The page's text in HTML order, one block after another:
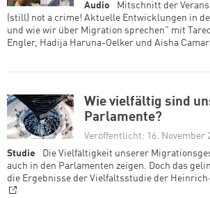
Audio
Mitschnitt der
(still) not a crime! Aktuelle Entwicklungen in
und wie wir über Migration sprechen" mit
Engler, Hadija Haruna-Oelker und Aisha
Wie vielfältig sind
Parlamente?
Veröffentlicht: 16. November
Studie
Die Vielfältigkeit unserer
auch in den Parlamenten zeigen. Doch das
die Ergebnisse der Vielfaltsstudie der